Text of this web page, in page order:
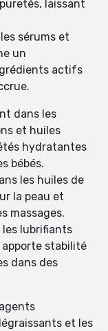
laissant
sérums et
un
actifs
dans les
et huiles
hydratantes
bébés.
les huiles de
la peau et
massages.
les lubrifiants
stabilité
dans des
et les